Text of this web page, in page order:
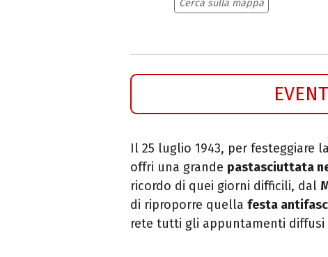
Cerca sulla mappa
Il 25 luglio 1943, per festeggiare
offri una grande pastasciuttata
ricordo di quei giorni difficili, dal
di riproporre quella festa
rete tutti gli appuntamenti